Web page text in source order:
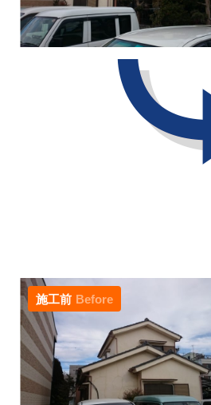
施工前 Before